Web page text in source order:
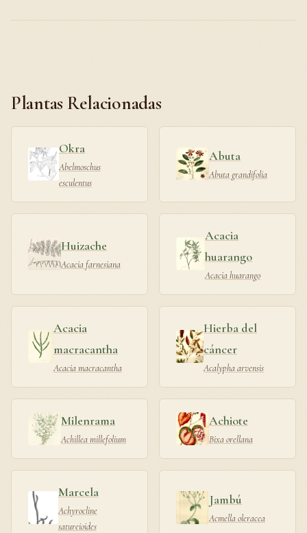
Plantas Relacionadas
Okra
Abelmoschus
esculentus
Abuta
Abuta grandifolia
Huizache
Acacia farnesiana
Acacia
huarango
Acacia huarango
Acacia
macracantha
Acacia macracantha
Hierba del
cáncer
Acalypha arvensis
Milenrama
Achillea millefolium
Achiote
Bixa orellana
Marcela
Achyrocline
satureioides
Jambú
Acmella oleracea